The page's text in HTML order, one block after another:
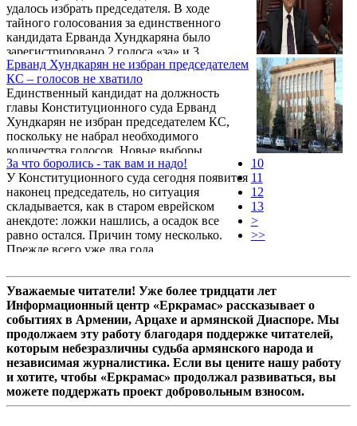
тремя безрезультатными днями 23-25
сентября.
удалось избрать председателя. В ходе
тайного голосования за единственного
кандидата Ерванда Хундкаряна было
зарегистрировано 2 голоса «за» и 3
«против». Тандемы Ваге Григорян-Арман
Диланян, а также Грайр Товмасян-Аревик
Петросян в голосовании не участвовали.
Фактически, власти изначально обещают
Хундкаряну должность председателя
Конституционного суда, а затем «кидают»
его.
Ерванд Хундкарян не избран председателем
КС – голосов не хватило
Единственный кандидат на должность
главы Конституционного суда Ерванд
Хундкарян не избран председателем КС,
поскольку не набрал необходимого
количества голосов. Новые выборы
председателя Конституционного суда будут
организованы в установленный срок. Что
касается выборов заместителя председателя
Конституционного суда, то заседание
прервано из-за окончания рабочего дня и
продолжится в понедельник, в 11:00,
сообщает Aysor.am.
За что боролись - так вам и надо!
У Конституционного суда сегодня появится
наконец председатель, но ситуация
складывается, как в старом еврейском
анекдоте: ложки нашлись, а осадок все
равно остался. Причин тому несколько.
Прежде всего уже два года
мойшаговцами тезис о "прежних", который
сегодня уже работает против нынешней
власти. А еще повышению доверия к
происходящим в КС процессам никак не
способствовал закрытый режим выборов.
Особенно на фоне давно и упорно
муссируемых слухов о согласованности с
властями ...
10
11
12
13
>
>>
Уважаемые читатели! Уже более тридцати лет
Информационный центр «Еркрамас» рассказывает о
событиях в Армении, Арцахе и армянской Диаспоре. Мы
продолжаем эту работу благодаря поддержке читателей,
которым небезразличны судьба армянского народа и
независимая журналистика. Если вы цените нашу работу
и хотите, чтобы «Еркрамас» продолжал развиваться, вы
можете поддержать проект добровольным взносом.